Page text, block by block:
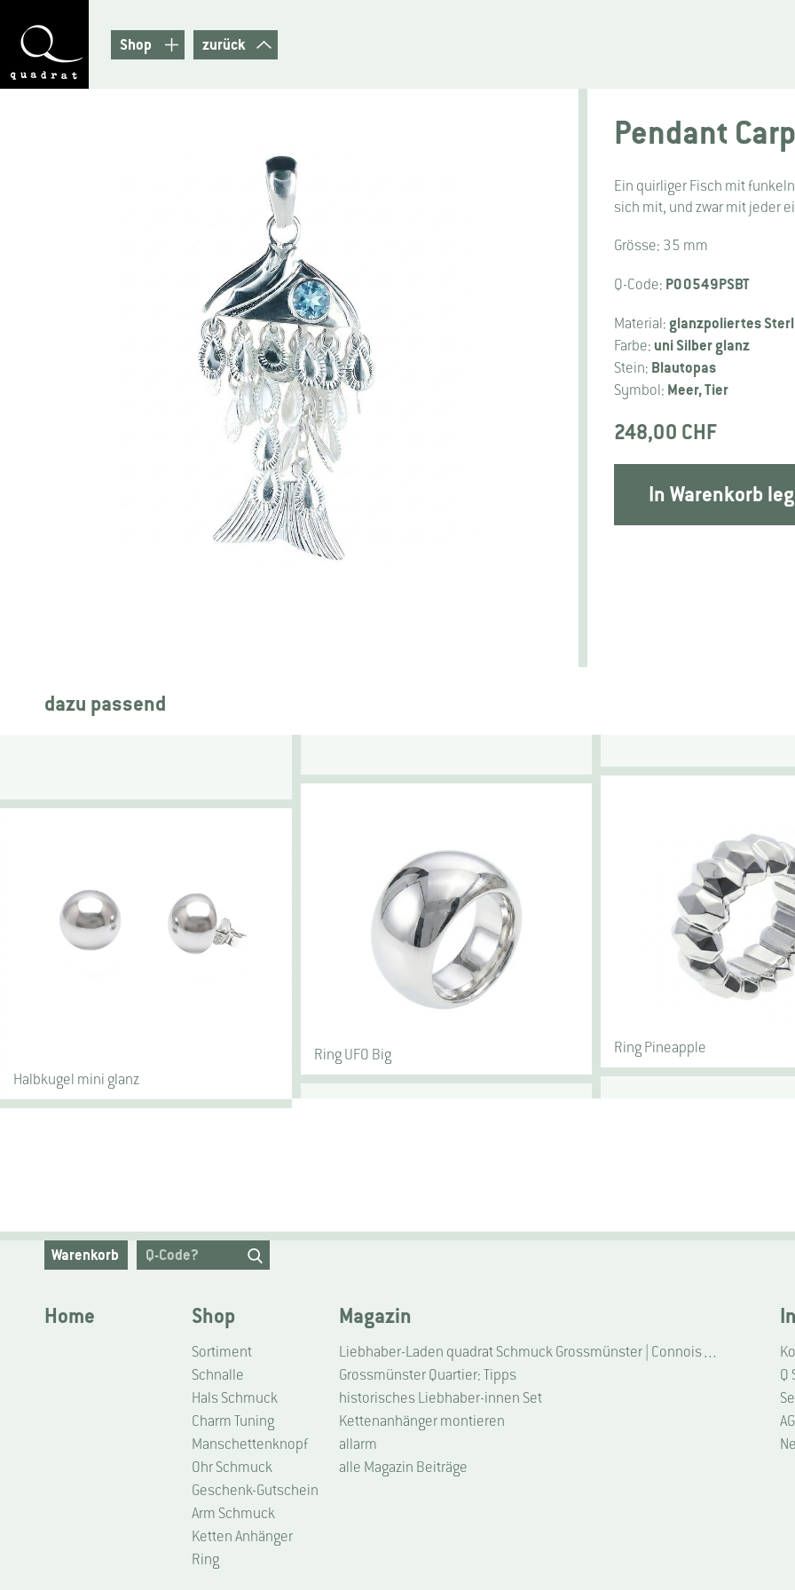
Shop zurück
Pendant
Ein quirliger Fisch mit
sich mit, und zwar mit jeder
Grösse: 35 mm
Q-Code: P00549PSBT
Material:glanzpoliertes
Farbe: uni Silber glanz
Stein: Blautopas
Symbol: Meer, Tier
248,00 CHF
In Warenkorb
dazu passend
Halbkugel mini glanz
Ring UFO Big Ring Pineapple
Warenkorb
Home Shop
Sortiment
Schnalle
Hals Schmuck
Charm Tuning
Manschettenknopf
Ohr Schmuck
Geschenk-Gutschein
Arm Schmuck
Ketten Anhänger
Ring
Magazin
Liebhaber-Laden quadrat Schmuck Grossmünster | Connoisseur Shop quadrat jewellery Grossmünster
Grossmünster Quartier: Tipps
historisches Liebhaber-innen Set
Kettenanhänger montieren
allarm
alle Magazin Beiträge
Q